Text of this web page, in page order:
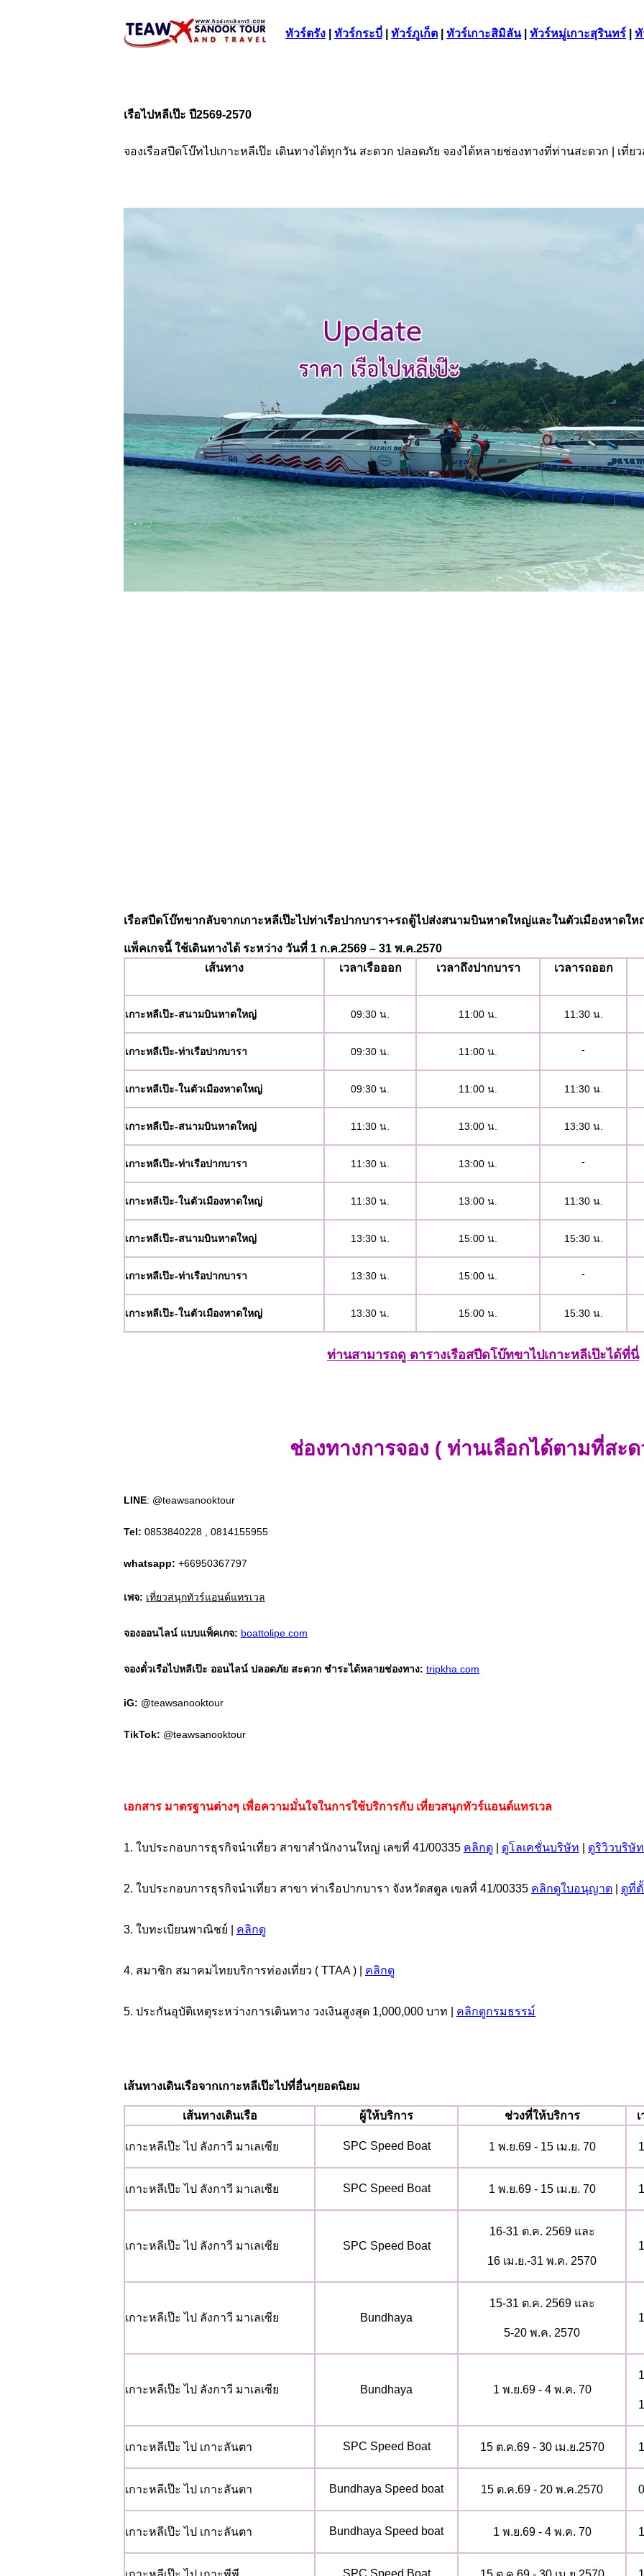
ทัวร์ตรัง ทัวร์กระบี่ ทัวร์ภูเก็ต ทัวร์เกาะสิมิลัน| ทัวร์หมู่เกาะสุรินทร์ ทั
เรือไปหลีเป๊ะ ปี2569-2570
จองเรือสปีดโบ๊ทไปเกาะหลีเป๊ะ เดินทางได้ทุกวัน สะดวก ปลอดภัย จองได้หลายช่องทางที่ท่านสะดวก | เที่ย
เรือสปีดโบ๊ทขากลับจากเกาะหลีเป๊ะไปท่าเรือปากบารา+รถตู้ไปส่งสนามบินหาดใหญ่และในตัวเมืองหาดใ
แพ็คเกจนี้ ใช้เดินทางได้ ระหว่าง วันที่ 1 ก.ค.2569 – 31 พ.ค.2570
เส้นทาง
เวลาเรือออก เวลาถึงปากบารา เวลารถออก
เกาะหลีเป๊ะ-สนามบินหาดใหญ่ 09:30 น. 11:00 น. 11:30 น.
เกาะหลีเป๊ะ-ท่าเรือปากบารา 09:30 น. 11:00 น. -
เกาะหลีเป๊ะ-ในตัวเมืองหาดใหญ่ 09:30 น. 11:00 น. 11:30 น.
เกาะหลีเป๊ะ-สนามบินหาดใหญ่ 11:30 น. 13:00 น. 13:30 น.
เกาะหลีเป๊ะ-ท่าเรือปากบารา 11:30 น. 13:00 น. -
เกาะหลีเป๊ะ-ในตัวเมืองหาดใหญ่ 11:30 น. 13:00 น. 11:30 น.
เกาะหลีเป๊ะ-สนามบินหาดใหญ่ 13:30 น. 15:00 น. 15:30 น.
เกาะหลีเป๊ะ-ท่าเรือปากบารา 13:30 น. 15:00 น. -
เกาะหลีเป๊ะ-ในตัวเมืองหาดใหญ่ 13:30 น. 15:00 น. 15:30 น.
ท่านสามารถดู ตารางเรือสปีดโบ๊ทขาไปเกาะหลีเป๊ะได้ที่นี่
ช่องทางการจอง ( ท่านเลือกได้ตามที่สะด
LINE: @teawsanooktour
Tel: 0853840228 , 0814155955
whatsapp: +66950367797
เพจ: เที่ยวสนุกทัวร์แอนด์แทรเวล
จองออนไลน์ แบบแพ็คเกจ: boattolipe.com
จองตั๋วเรือไปหลีเป๊ะ ออนไลน์ ปลอดภัย สะดวก ชำระได้หลายช่องทาง: tripkha.com
iG: @teawsanooktour
TikTok: @teawsanooktour
เอกสาร มาตรฐานต่างๆ เพื่อความมั่นใจในการใช้บริการกับ เที่ยวสนุกทัวร์แอนด์แทรเวล
1. ใบประกอบการธุรกิจนำเที่ยว สาขาสำนักงานใหญ่ เลขที่ 41/00335 คลิกดู ดูโลเคชั่นบริษัท ดูริวิวบริษัท
2. ใบประกอบการธุรกิจนำเที่ยว สาขา ท่าเรือปากบารา จังหวัดสตูล เขลที่ 41/00335 คลิกดูใบอนุญาต ดูที่
3. ใบทะเบียนพาณิชย์ | คลิกดู
4. สมาชิก สมาคมไทยบริการท่องเที่ยว ( TTAA ) | คลิกดู
5. ประกันอุบัติเหตุระหว่างการเดินทาง วงเงินสูงสุด 1,000,000 บาท | คลิกดูกรมธรรม์
เส้นทางเดินเรือจากเกาะหลีเป๊ะไปที่อื่นๆยอดนิยม
เส้นทางเดินเรือ ผู้ให้บริการ ช่วงที่ให้บริการ
เกาะหลีเป๊ะ ไป ลังกาวี มาเลเซีย SPC Speed Boat 1 พ.ย.69 - 15 เม.ย. 70
เกาะหลีเป๊ะ ไป ลังกาวี มาเลเซีย SPC Speed Boat 1 พ.ย.69 - 15 เม.ย. 70
เกาะหลีเป๊ะ ไป ลังกาวี มาเลเซีย SPC Speed Boat
16-31 ต.ค. 2569 และ
16 เม.ย.-31 พ.ค. 2570
เกาะหลีเป๊ะ ไป ลังกาวี มาเลเซีย Bundhaya
15-31 ต.ค. 2569 และ
5-20 พ.ค. 2570
เกาะหลีเป๊ะ ไป ลังกาวี มาเลเซีย Bundhaya 1 พ.ย.69 - 4 พ.ค. 70
เกาะหลีเป๊ะ ไป เกาะลันตา SPC Speed Boat 15 ต.ค.69 - 30 เม.ย.2570
เกาะหลีเป๊ะ ไป เกาะลันตา Bundhaya Speed boat 15 ต.ค.69 - 20 พ.ค.2570
เกาะหลีเป๊ะ ไป เกาะลันตา Bundhaya Speed boat 1 พ.ย.69 - 4 พ.ค. 70
SPC Speed Boat